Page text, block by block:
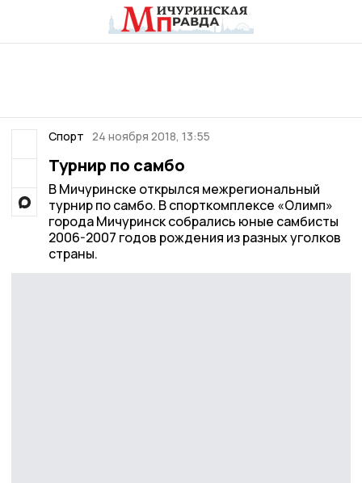
Спорт 24 ноября 2018, 13:55
Турнир по самбо
В Мичуринске открылся межрегиональный
турнир по самбо. В спорткомплексе «Олимп»
города Мичуринск собрались юные самбисты
2006-2007 годов рождения из разных уголков
страны.